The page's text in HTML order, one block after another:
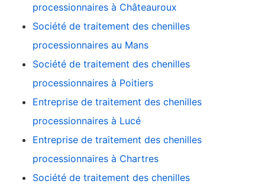
processionnaires à Châteauroux
Société de traitement des chenilles
processionnaires au Mans
Société de traitement des chenilles
processionnaires à Poitiers
Entreprise de traitement des chenilles
processionnaires à Lucé
Entreprise de traitement des chenilles
processionnaires à Chartres
Société de traitement des chenilles